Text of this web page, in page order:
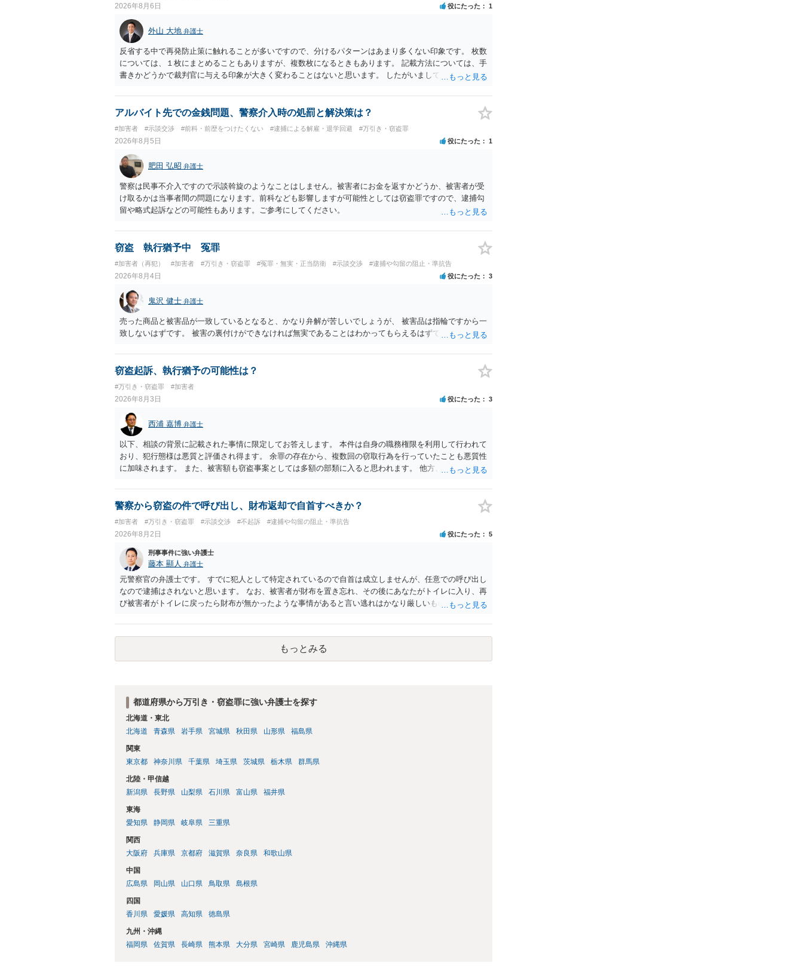
2026年8月6日 役にたった 1
外山 大地 弁護士
反省する中で再発防止策に触れることが多いですので、分けるパターンはあまり多くない印象です。 枚数
については、１枚にまとめることもありますが、複数枚になるときもあります。 記載方法については、手
書きかどうかで裁判官に与える印象が大きく変わることはないと思います。 したがいまして、いずれも良
アルバイト先での金銭問題、警察介入時の処罰と解決策は？
#加害者 #示談交渉 #前科・前歴をつけたくない #逮捕による解雇・退学回避 #万引き・窃盗罪
2026年8月5日 役にたった 1
肥田 弘昭 弁護士
警察は民事不介入ですので示談斡旋のようなことはしません。被害者にお金を返すかどうか、被害者が受
け取るかは当事者間の問題になります。前科なども影響しますが可能性としては窃盗罪ですので、逮捕勾
留や略式起訴などの可能性もあります。ご参考にしてください。
窃盗 執行猶予中 冤罪
#加害者（再犯） #加害者 #万引き・窃盗罪 #冤罪・無実・正当防衛 #示談交渉 #逮捕や勾留の阻止・準抗告
2026年8月4日 役にたった 3
鬼沢 健士 弁護士
売った商品と被害品が一致しているとなると、かなり弁解が苦しいでしょうが、 被害品は指輪ですから一
致しないはずです。 被害の裏付けができなければ無実であることはわかってもらえるはずです。
窃盗起訴、執行猶予の可能性は？
#万引き・窃盗罪 #加害者
2026年8月3日 役にたった 3
西浦 嘉博 弁護士
以下、相談の背景に記載された事情に限定してお答えします。 本件は自身の職務権限を利用して行われて
おり、犯行態様は悪質と評価され得ます。 余罪の存在から、複数回の窃取行為を行っていたことも悪質性
に加味されます。 また、被害額も窃盗事案としては多額の部類に入ると思われます。 他方、余罪を含め
有しないことも、規範意識が鈍磨しきっているとまでは言えず、有利な点です。 その他、家族の監督等の
情状証拠を適切に提出することで、私見ですが、執行猶予判決を視野に入れることが可能な事案と思われ
警察から窃盗の件で呼び出し、財布返却で自首すべきか？
#加害者 #万引き・窃盗罪 #示談交渉 #不起訴 #逮捕や勾留の阻止・準抗告
2026年8月2日 役にたった 5
刑事事件に強い弁護士
藤本 顯人 弁護士
元警察官の弁護士です。 すでに犯人として特定されているので自首は成立しませんが、任意での呼び出し
なので逮捕はされないと思います。 なお、被害者が財布を置き忘れ、その後にあなたがトイレに入り、再
び被害者がトイレに戻ったら財布が無かったような事情があると言い逃れはかなり厳しいものと思いま
もっとみる
都道府県から万引き・窃盗罪に強い弁護士を探す
北海道・東北
北海道
青森県 岩手県 宮城県 秋田県 山形県 福島県
関東
東京都
神奈川県 千葉県 埼玉県 茨城県 栃木県 群馬県
北陸・甲信越
新潟県
長野県 山梨県 石川県 富山県 福井県
東海
愛知県
静岡県 岐阜県 三重県
関西
大阪府
兵庫県 京都府 滋賀県 奈良県 和歌山県
中国
広島県
岡山県 山口県 鳥取県 島根県
四国
香川県
愛媛県 高知県 徳島県
九州・沖縄
福岡県
佐賀県 長崎県 熊本県 大分県 宮崎県 鹿児島県 沖縄県